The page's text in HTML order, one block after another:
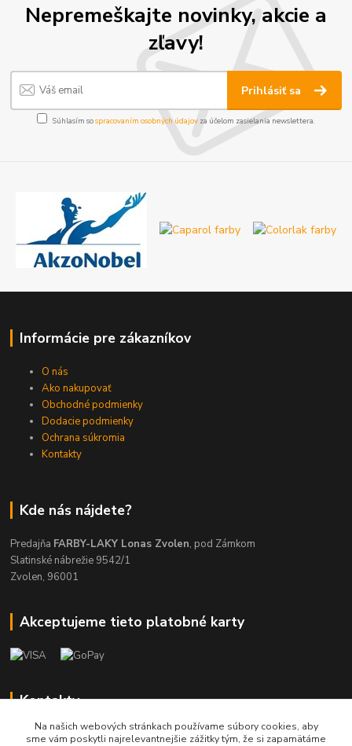
Nepremeškajte novinky, akcie a
zľavy!
Prihlásiť sa
Súhlasím sospracovaním osobných údajov za účelom zasielania newslettera.
Informácie pre zákazníkov
O nás
Ako nakupovať
Obchodné podmienky
Dodacie podmienky
Ochrana súkromia
Kontakty
Kde nás nájdete?
Predajňa FARBY-LAKY Lonas Zvolen, pod Zámkom
Slatinské nábrežie 9542/1
Zvolen, 96001
Akceptujeme tieto platobné karty
Kontakty
045/5335714
Na našich webových stránkach používame súbory cookies, aby
sme vám poskytli najrelevantnejšie zážitky tým, že si zapamätáme